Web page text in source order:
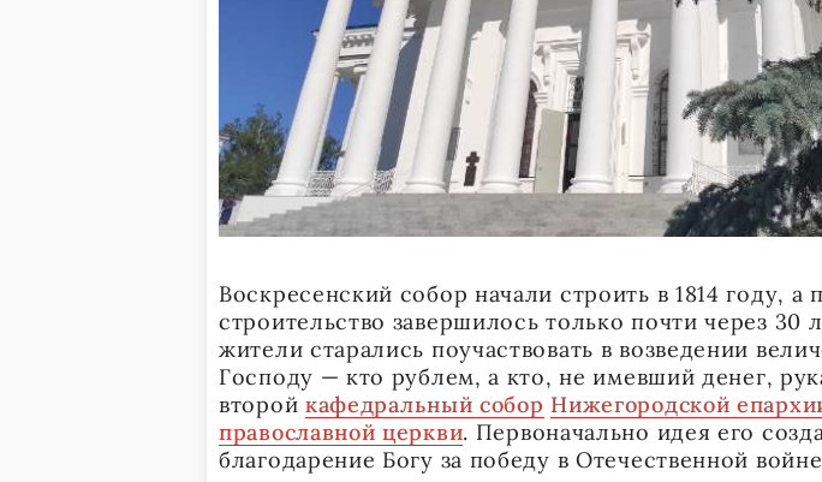
Воскресенский собор начали строить в 1814 году, а
строительство завершилось только почти через 30
жители старались поучаствовать в возведении
Господу — кто рублем, а кто, не имевший денег,
второй кафедральный собор Нижегородской
православной церкви. Первоначально идея его
благодарение Богу за победу в Отечественной войне